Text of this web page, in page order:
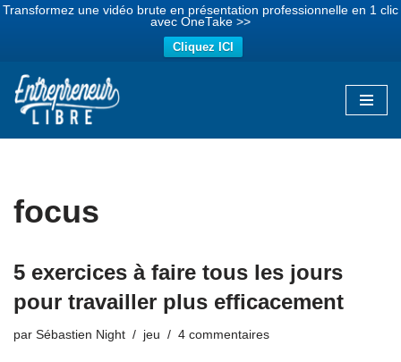
Transformez une vidéo brute en présentation professionnelle en 1 clic
avec OneTake >>
Cliquez ICI
Aller
focus
5 exercices à faire tous les jours
pour travailler plus efficacement
par Sébastien Night jeu 4 commentaires